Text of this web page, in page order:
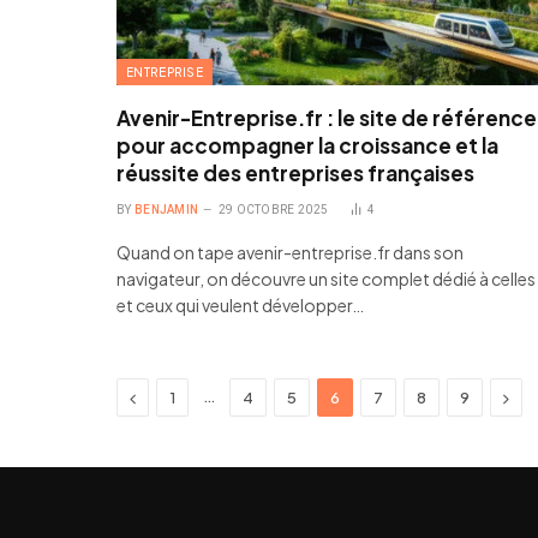
ENTREPRISE
Avenir-Entreprise.fr : le site de référence
pour accompagner la croissance et la
réussite des entreprises françaises
BY BENJAMIN 29 OCTOBRE 2025 4
Quand on tape avenir-entreprise.fr dans son
navigateur, on découvre un site complet dédié à celles
et ceux qui veulent développer…
Previous
1 … 4 5 6 7 8 9 Next